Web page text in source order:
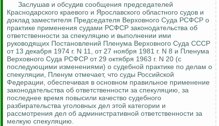
Заслушав и обсудив сообщения председателей
Краснодарского краевого и Ярославского областного судов и
доклад заместителя Председателя Верховного Суда РСФСР о
практике применения судами РСФСР законодательства об
ответственности за спекуляцию и выполнении ими
руководящих Постановлений Пленума Верховного Суда СССР
от 13 декабря 1974 г. N 11, от 27 ноября 1981 г. N 8 и Пленума
Верховного Суда РСФСР от 29 октября 1963 г. N 20 (с
последующими изменениями) о судебной практике по делам о
спекуляции, Пленум отмечает, что суды Российской
Федерации, обеспечивая в основном правильное применение
законодательства об ответственности за спекуляцию, за
последнее время повысили качество судебного
разбирательства уголовных дел этой категории и
рассмотрения дел об административной ответственности за
мелкую спекуляцию.